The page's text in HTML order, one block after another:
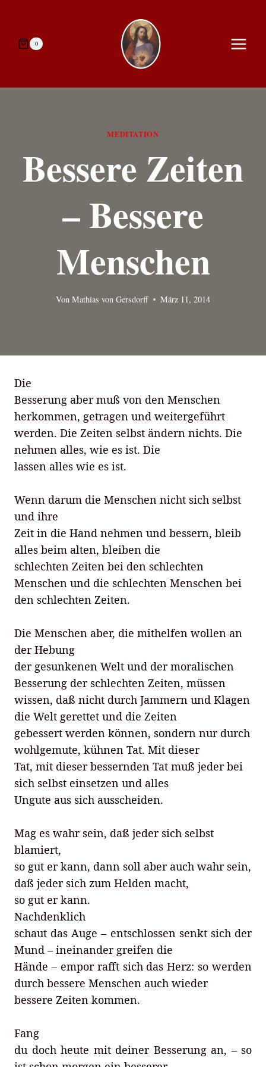
springen0
MEDITATION
Bessere Zeiten
– Bessere
Menschen
Von Mathias von Gersdorff März 11, 2014
Die
Besserung aber muß von den Menschen
herkommen, getragen und weitergeführt
werden. Die Zeiten selbst ändern nichts. Die
nehmen alles, wie es ist. Die
lassen alles wie es ist.
Wenn darum die Menschen nicht sich selbst
und ihre
Zeit in die Hand nehmen und bessern, bleib
alles beim alten, bleiben die
schlechten Zeiten bei den schlechten
Menschen und die schlechten Menschen bei
den schlechten Zeiten.
Die Menschen aber, die mithelfen wollen an
der Hebung
der gesunkenen Welt und der moralischen
Besserung der schlechten Zeiten, müssen
wissen, daß nicht durch Jammern und Klagen
die Welt gerettet und die Zeiten
gebessert werden können, sondern nur durch
wohlgemute, kühnen Tat. Mit dieser
Tat, mit dieser bessernden Tat muß jeder bei
sich selbst einsetzen und alles
Ungute aus sich ausscheiden.
Mag es wahr sein, daß jeder sich selbst
blamiert,
so gut er kann, dann soll aber auch wahr sein,
daß jeder sich zum Helden macht,
so gut er kann.
Nachdenklich
schaut das Auge – entschlossen senkt sich der
Mund – ineinander greifen die
Hände – empor rafft sich das Herz: so werden
durch bessere Menschen auch wieder
bessere Zeiten kommen.
Fang
du doch heute mit deiner Besserung an, – so